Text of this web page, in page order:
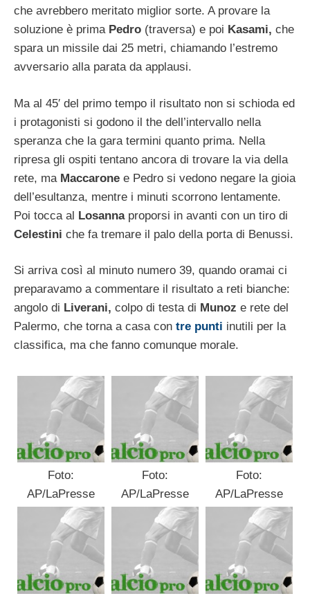
che avrebbero meritato miglior sorte. A provare la
soluzione è prima Pedro (traversa) e poi Kasami, che
spara un missile dai 25 metri, chiamando l’estremo
avversario alla parata da applausi.
Ma al 45′ del primo tempo il risultato non si schioda ed
i protagonisti si godono il the dell’intervallo nella
speranza che la gara termini quanto prima. Nella
ripresa gli ospiti tentano ancora di trovare la via della
rete, ma Maccarone e Pedro si vedono negare la gioia
dell’esultanza, mentre i minuti scorrono lentamente.
Poi tocca al Losannaproporsi in avanti con un tiro di
Celestini che fa tremare il palo della porta di Benussi.
Si arriva così al minuto numero 39, quando oramai ci
preparavamo a commentare il risultato a reti bianche:
angolo di Liverani, colpo di testa di Munoz e rete del
Palermo, che torna a casa con tre punti inutili per la
classifica, ma che fanno comunque morale.
Foto:
AP/LaPresse
Foto:
AP/LaPresse
Foto:
AP/LaPresse